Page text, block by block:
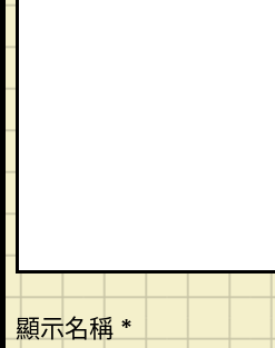
顯示名稱*